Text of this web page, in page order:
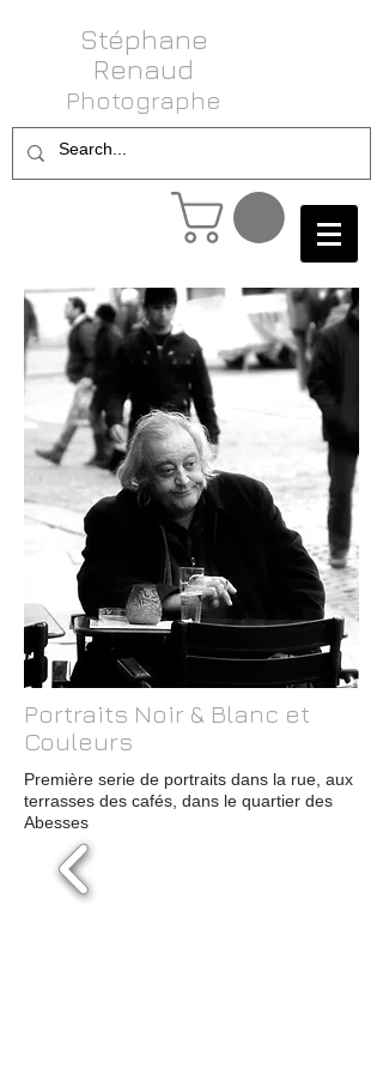
Stéphane
Renaud
Photog raphe
Portraits Noir & Blanc et
Couleurs
Première serie de portraits dans la rue, aux
terrasses des cafés, dans le quartier des
Abesses